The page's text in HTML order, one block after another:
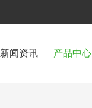
新闻资讯 产品中心